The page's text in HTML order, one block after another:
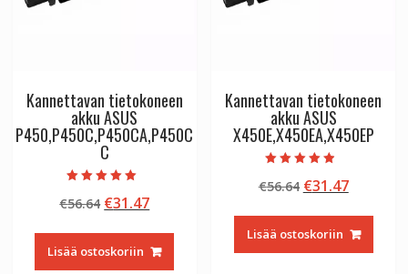
Kannettavan tietokoneen
akku ASUS
P450,P450C,P450CA,P450C
C
tuotteesta:
5.00
€56.64 Alkuperäinen
oli:
€56.64.
€31.47Nykyinen
on:
€31.47.
Lisää ostoskoriin
Kannettavan tietokoneen
akku ASUS
X450E,X450EA,X450EP
tuotteesta:
4.50
€56.64 Alkuperäinen
oli:
€56.64.
€31.47
on:
€31.47.
Lisää ostoskoriin